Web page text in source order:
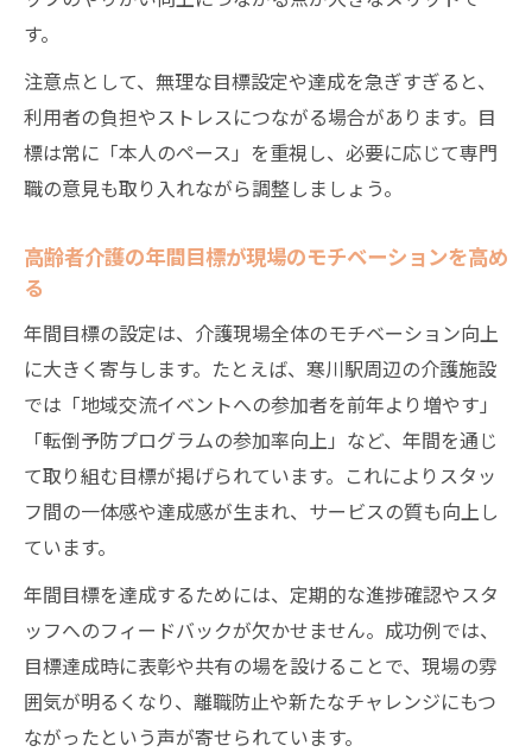
す。
注意点として、無理な目標設定や達成を急ぎすぎると、
利用者の負担やストレスにつながる場合があります。目
標は常に「本人のペース」を重視し、必要に応じて専門
職の意見も取り入れながら調整しましょう。
高齢者介護の年間目標が現場のモチベーションを高め
る
年間目標の設定は、介護現場全体のモチベーション向上
に大きく寄与します。たとえば、寒川駅周辺の介護施設
では「地域交流イベントへの参加者を前年より増やす」
「転倒予防プログラムの参加率向上」など、年間を通じ
て取り組む目標が掲げられています。これによりスタッ
フ間の一体感や達成感が生まれ、サービスの質も向上し
ています。
年間目標を達成するためには、定期的な進捗確認やスタ
ッフへのフィードバックが欠かせません。成功例では、
目標達成時に表彰や共有の場を設けることで、現場の雰
囲気が明るくなり、離職防止や新たなチャレンジにもつ
ながったという声が寄せられています。